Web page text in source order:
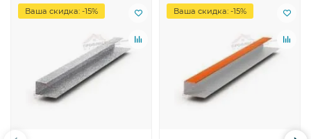
Ваша скидка: -15% Ваша скидка: -15%